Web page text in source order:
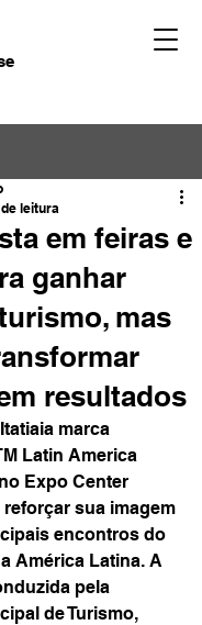
em feiras e
ganhar
mas
resultados
leitura
marca
Latin America
Expo Center
sua imagem
encontros do
América Latina. A
pela
de Turismo,